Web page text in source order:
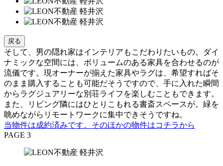
戻る
そして、男の隠れ家はインテリアもこだわりたいもの。ダイ
ナミックな空間には、ボリュームのある家具を合わせるのが
流儀です。現オーナーが揃えた家具やラグは、希望すればそ
のまま購入することも可能だそうですので、手に入れた瞬間
からラグジュアリーな別荘ライフを楽しむこともできます。
また、リビング隣にはひとりこもれる書斎スペースが。緑を
眺めながらリモートワークに集中できそうですね。
当物件は成約済みです。そのほかの物件はコチラから
PAGE 3